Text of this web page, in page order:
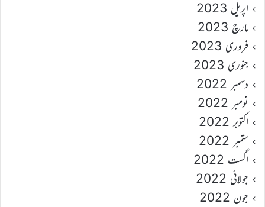
اپریل 2023
مارچ 2023
فروری 2023
جنوری 2023
دسمبر 2022
نومبر 2022
اکتوبر 2022
ستمبر 2022
اگست 2022
جولائی 2022
جون 2022